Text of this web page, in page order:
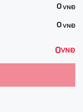
0VNĐ
0VNĐ
0VNĐ